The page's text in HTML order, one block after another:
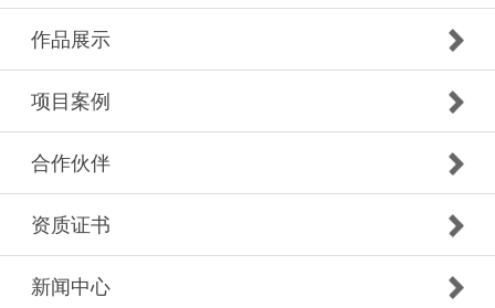
作品展示
项目案例
合作伙伴
资质证书
新闻中心